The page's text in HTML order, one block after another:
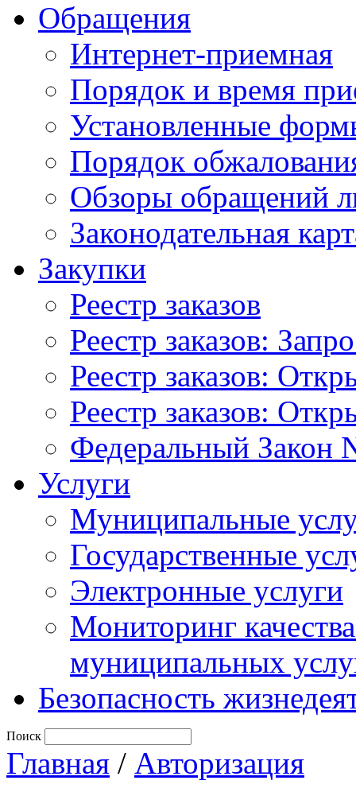
Обращения
Интернет-приемная
Порядок и время
Установленные
Порядок
Обзоры обращений
Законодательная
Закупки
Реестр заказов
Реестр заказов:
Реестр заказов:
Реестр заказов:
Федеральный Закон
Услуги
Муниципальные
Государственные
Электронные услуги
Мониторинг
муниципальных
Безопасность
Поиск
Главная / Авторизация